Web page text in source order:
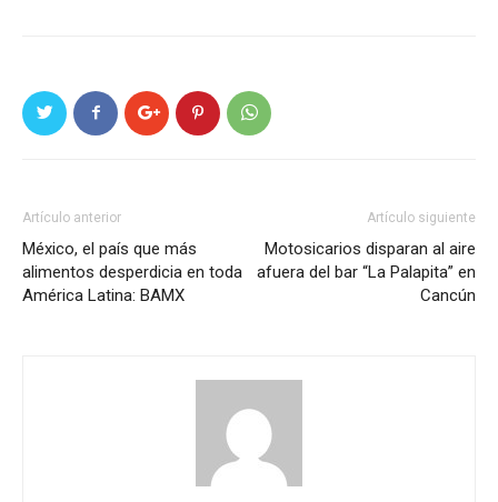
Artículo anterior
México, el país que más
alimentos desperdicia en toda
América Latina: BAMX
Artículo siguiente
Motosicarios disparan al aire
afuera del bar “La Palapita” en
Cancún